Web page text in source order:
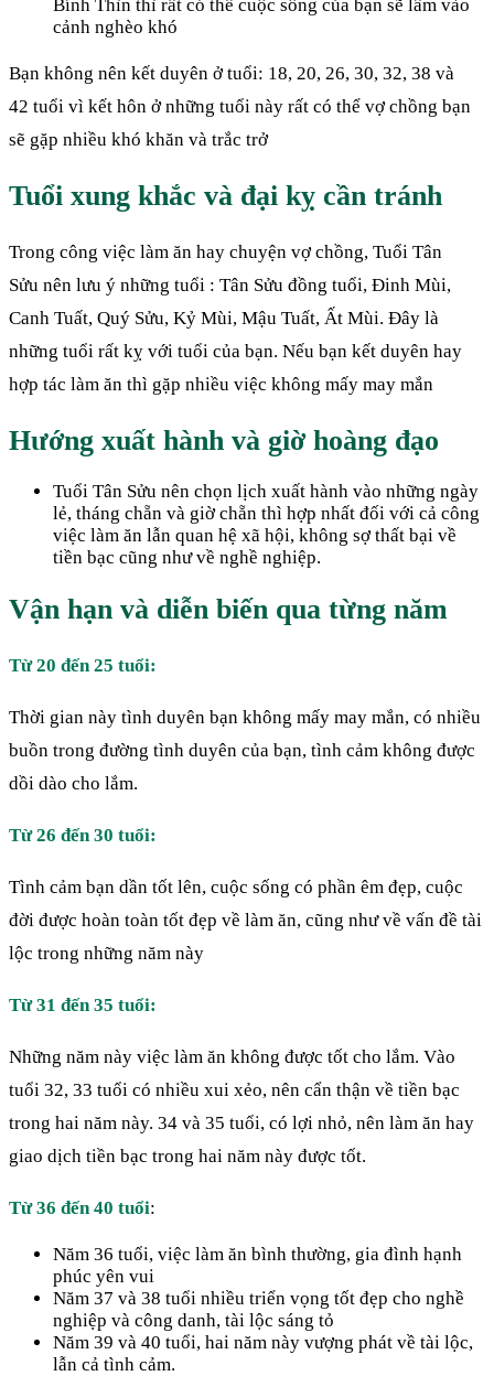
Bính Thìn thì rất có thể cuộc sống của bạn sẽ lâm vào
cảnh nghèo khó
Bạn không nên kết duyên ở tuổi: 18, 20, 26, 30, 32, 38 và
42 tuổi vì kết hôn ở những tuổi này rất có thể vợ chồng bạn
sẽ gặp nhiều khó khăn và trắc trở
Tuổi xung khắc và đại kỵ cần tránh
Trong công việc làm ăn hay chuyện vợ chồng, Tuổi Tân
Sửu nên lưu ý những tuổi : Tân Sửu đồng tuổi, Đinh Mùi,
Canh Tuất, Quý Sửu, Kỷ Mùi, Mậu Tuất, Ất Mùi. Đây là
những tuổi rất kỵ với tuổi của bạn. Nếu bạn kết duyên hay
hợp tác làm ăn thì gặp nhiều việc không mấy may mắn
Hướng xuất hành và giờ hoàng đạo
Tuổi Tân Sửu nên chọn lịch xuất hành vào những ngày
lẻ, tháng chẵn và giờ chẵn thì hợp nhất đối với cả công
việc làm ăn lẫn quan hệ xã hội, không sợ thất bại về
tiền bạc cũng như về nghề nghiệp.
Vận hạn và diễn biến qua từng năm
Từ 20 đến 25 tuổi:
Thời gian này tình duyên bạn không mấy may mắn, có nhiều
buồn trong đường tình duyên của bạn, tình cảm không được
dồi dào cho lắm.
Từ 26 đến 30 tuổi:
Tình cảm bạn dần tốt lên, cuộc sống có phần êm đẹp, cuộc
đời được hoàn toàn tốt đẹp về làm ăn, cũng như về vấn đề tài
lộc trong những năm này
Từ 31 đến 35 tuổi:
Những năm này việc làm ăn không được tốt cho lắm. Vào
tuổi 32, 33 tuổi có nhiều xui xẻo, nên cẩn thận về tiền bạc
trong hai năm này. 34 và 35 tuổi, có lợi nhỏ, nên làm ăn hay
giao dịch tiền bạc trong hai năm này được tốt.
Từ 36 đến 40 tuổi:
Năm 36 tuổi, việc làm ăn bình thường, gia đình hạnh
phúc yên vui
Năm 37 và 38 tuổi nhiều triển vọng tốt đẹp cho nghề
nghiệp và công danh, tài lộc sáng tỏ
Năm 39 và 40 tuổi, hai năm này vượng phát về tài lộc,
lẫn cả tình cảm.